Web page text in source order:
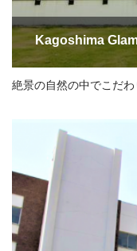
Kagoshima
絶景の自然の中でこだ